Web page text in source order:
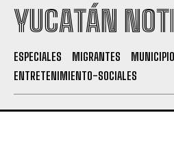
YUCATÁN
ESPECIALES MIGRANTES
ENTRETENIMIENTO-SOCIALES